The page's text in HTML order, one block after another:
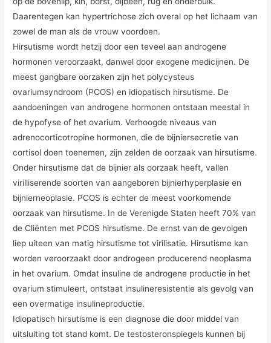
Daarentegen kan hypertrichose zich overal op het lichaam van
zowel de man als de vrouw voordoen.
Hirsutisme wordt hetzij door een teveel aan androgene
hormonen veroorzaakt, danwel door exogene medicijnen. De
meest gangbare oorzaken zijn het polycysteus
ovariumsyndroom (PCOS) en idiopatisch hirsutisme. De
aandoeningen van androgene hormonen ontstaan meestal in
de hypofyse of het ovarium. Verhoogde niveaus van
adrenocorticotropine hormonen, die de bijniersecretie van
cortisol doen toenemen, zijn zelden de oorzaak van hirsutisme.
Onder hirsutisme dat de bijnier als oorzaak heeft, vallen
virilliserende soorten van aangeboren bijnierhyperplasie en
bijnierneoplasie. PCOS is echter de meest voorkomende
oorzaak van hirsutisme. In de Verenigde Staten heeft 70% van
de Cliënten met PCOS hirsutisme. De ernst van de gevolgen
liep uiteen van matig hirsutisme tot virilisatie. Hirsutisme kan
worden veroorzaakt door androgeen producerend neoplasma
in het ovarium. Omdat insuline de androgene productie in het
ovarium stimuleert, ontstaat insulineresistentie als gevolg van
een overmatige insulineproductie.
Idiopatisch hirsutisme is een diagnose die door middel van
uitsluiting tot stand komt. De testosteronspiegels kunnen bij